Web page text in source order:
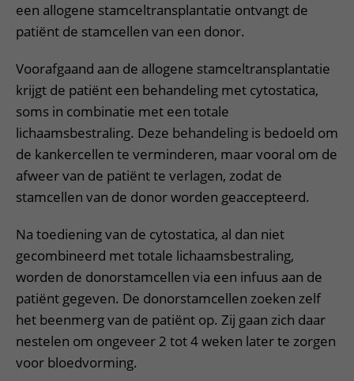
een allogene stamceltransplantatie ontvangt de
patiënt de stamcellen van een donor.
Voorafgaand aan de allogene stamceltransplantatie
krijgt de patiënt een behandeling met cytostatica,
soms in combinatie met een totale
lichaamsbestraling. Deze behandeling is bedoeld om
de kankercellen te verminderen, maar vooral om de
afweer van de patiënt te verlagen, zodat de
stamcellen van de donor worden geaccepteerd.
Na toediening van de cytostatica, al dan niet
gecombineerd met totale lichaamsbestraling,
worden de donorstamcellen via een infuus aan de
patiënt gegeven. De donorstamcellen zoeken zelf
het beenmerg van de patiënt op. Zij gaan zich daar
nestelen om ongeveer 2 tot 4 weken later te zorgen
voor bloedvorming.